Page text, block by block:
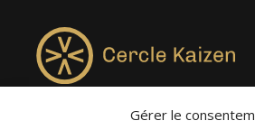
Gérer le
4957, rue Lionel-Groulx, bureau 819,